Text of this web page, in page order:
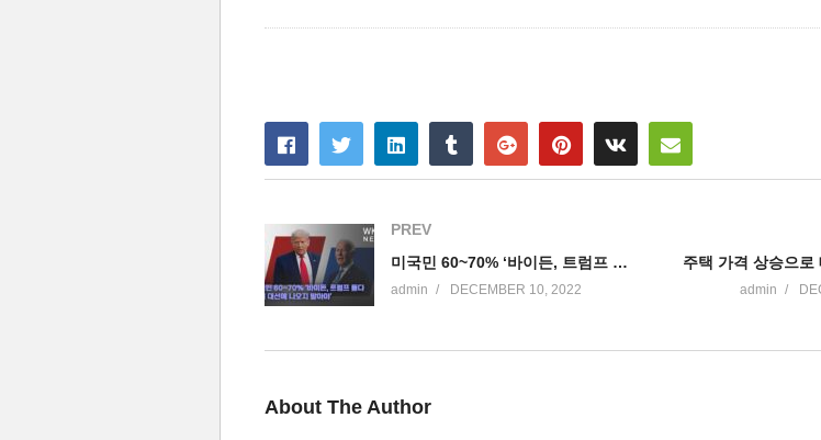
PREV
미국민 60~70% ‘바이든, 트럼프 둘다 차기 대선에 나오지 말아야’
admin DECEMBER 10, 2022 admin
About The Author